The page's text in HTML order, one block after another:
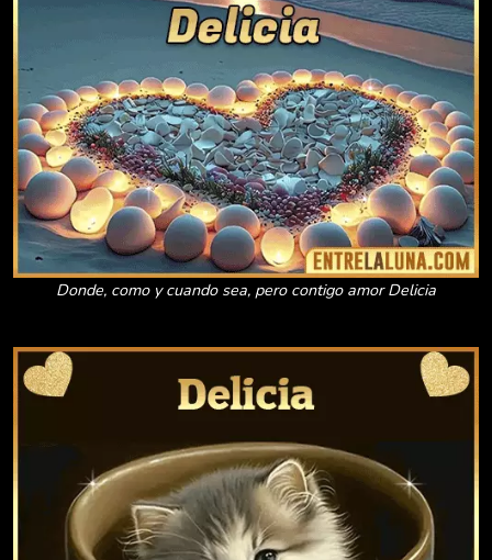
Donde, como y cuando sea, pero contigo amor Delicia